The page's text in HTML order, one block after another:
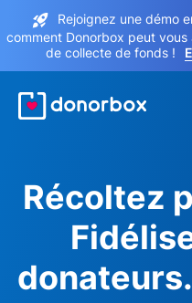
Rejoignez une démo
comment Donorbox peut
de collecte de fonds !
Récoltez